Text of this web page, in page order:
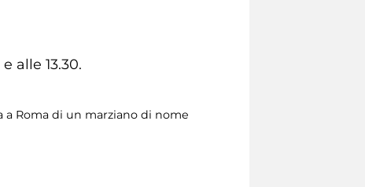
alle 13.30.
a Roma di un marziano di nome